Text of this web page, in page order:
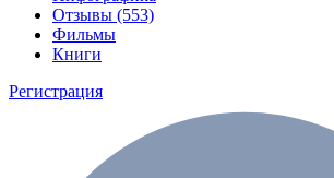
Отзывы (553)
Фильмы
Книги
Регистрация